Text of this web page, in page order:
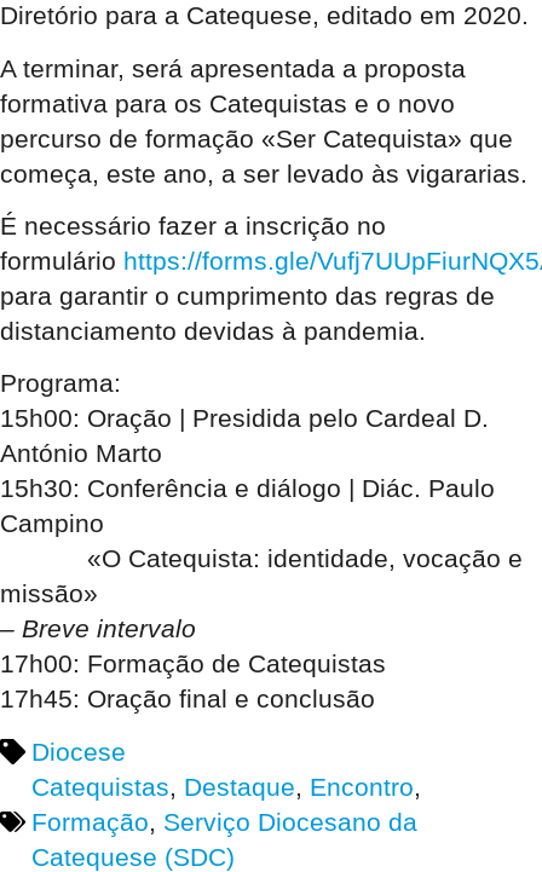
Diretório para a Catequese, editado em 2020.
A terminar, será apresentada a proposta
formativa para os Catequistas e o novo
percurso de formação «Ser Catequista» que
começa, este ano, a ser levado às vigararias.
É necessário fazer a inscrição no
formulário https://forms.gle/
para garantir o cumprimento das regras de
distanciamento devidas à pandemia.
Programa:
15h00: Oração | Presidida pelo Cardeal D.
António Marto
15h30: Conferência e diálogo | Diác. Paulo
Campino
«O Catequista: identidade, vocação e
missão»
– Breve intervalo
17h00: Formação de Catequistas
17h45: Oração final e conclusão
Diocese
Catequistas, Destaque, Encontro,
Formação, Serviço Diocesano da
Catequese (SDC)